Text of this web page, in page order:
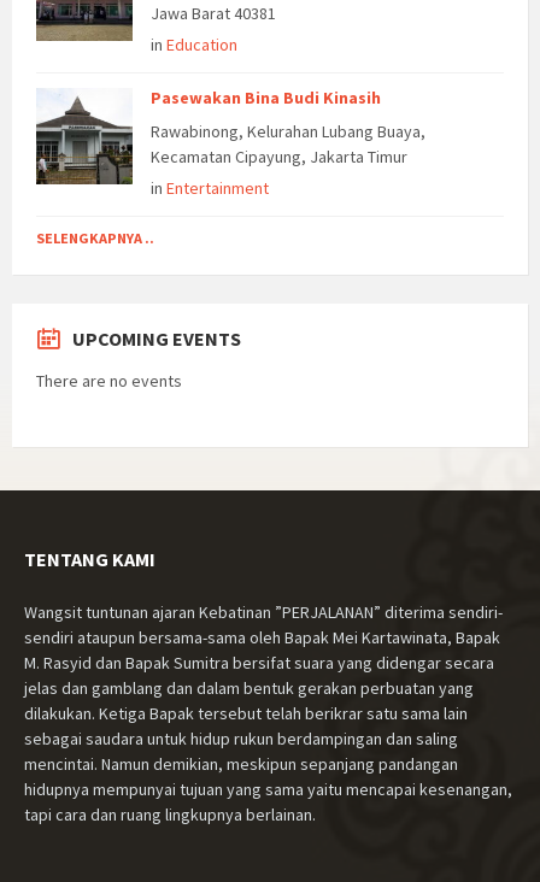
Jawa Barat 40381
in Education
Pasewakan Bina Budi Kinasih
Rawabinong, Kelurahan Lubang Buaya,
Kecamatan Cipayung, Jakarta Timur
in Entertainment
SELENGKAPNYA ..
UPCOMING EVENTS
There are no events
TENTANG KAMI
Wangsit tuntunan ajaran Kebatinan ”PERJALANAN” diterima sendiri-
sendiri ataupun bersama-sama oleh Bapak Mei Kartawinata, Bapak
M. Rasyid dan Bapak Sumitra bersifat suara yang didengar secara
jelas dan gamblang dan dalam bentuk gerakan perbuatan yang
dilakukan. Ketiga Bapak tersebut telah berikrar satu sama lain
sebagai saudara untuk hidup rukun berdampingan dan saling
mencintai. Namun demikian, meskipun sepanjang pandangan
hidupnya mempunyai tujuan yang sama yaitu mencapai kesenangan,
tapi cara dan ruang lingkupnya berlainan.